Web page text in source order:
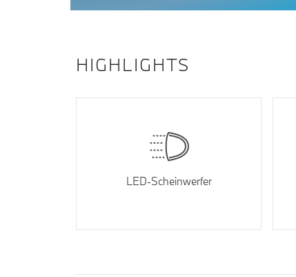
HIGHLIGHTS
LED-Scheinwerfer